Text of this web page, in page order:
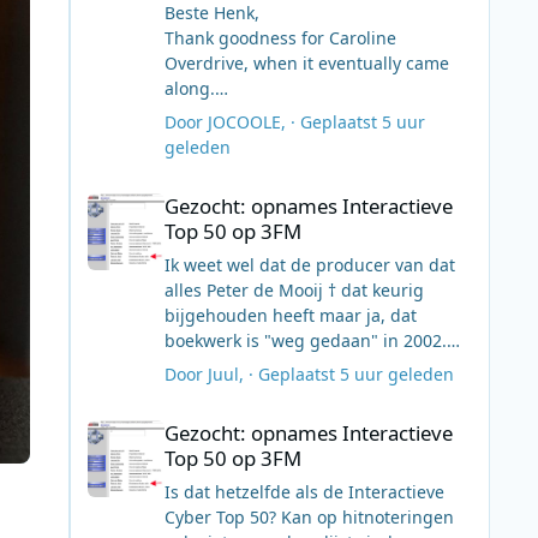
Beste Henk,
Thank goodness for Caroline
Overdrive, when it eventually came
along.
Mvg,
John C
Door JOCOOLE, · Geplaatst 5 uur
geleden
Gezocht: opnames Interactieve
Top 50 op 3FM
Ik weet wel dat de producer van dat
alles Peter de Mooij † dat keurig
bijgehouden heeft maar ja, dat
boekwerk is "weg gedaan" in 2002.
VERBORGEN INHOUD ??????? wat is
dat ? Het is gewoon een jpg en ik ben
ingelogd.....................pffffffffff
[Verborgen inhoud]
Door Juul, · Geplaatst 5 uur geleden
Gezocht: opnames Interactieve
Top 50 op 3FM
Is dat hetzelfde als de Interactieve
Cyber Top 50? Kan op hitnoteringen